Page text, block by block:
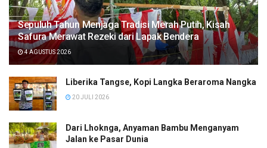
Sepuluh Tahun Menjaga Tradisi Merah Putih, Kisah
Safura Merawat Rezeki dari Lapak Bendera
4 AGUSTUS 2026
Liberika Tangse, Kopi Langka Beraroma Nangka
20 JULI 2026
Dari Lhoknga, Anyaman Bambu Menganyam
Jalan ke Pasar Dunia